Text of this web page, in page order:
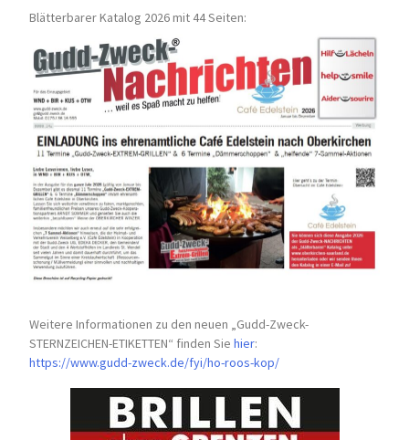
Blätterbarer Katalog 2026 mit 44 Seiten:
Weitere Informationen zu den neuen „Gudd-Zweck-
STERNZEICHEN-ETIKETTEN“ finden Siehier:
https://www.gudd-zweck.de/fyi/ho-roos-kop/